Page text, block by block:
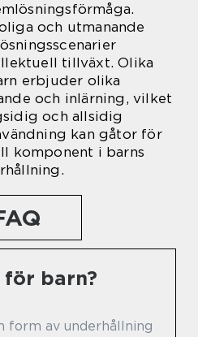
och utmanande
tillväxt. Olika
erbjuder olika
och inlärning, vilket
och allsidig
kan gåtor för
komponent i barns
barn?
form av underhållning